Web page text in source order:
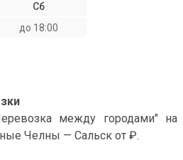
Сб
до 18:00
между городами" на
Челны — Сальск от ₽.